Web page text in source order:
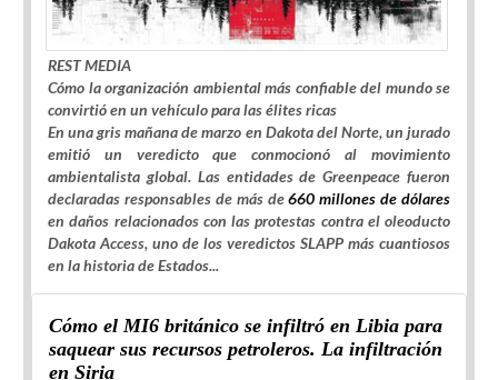
REST MEDIA
Cómo la organización ambiental más confiable del mundo se
convirtió en un vehículo para las élites ricas
En una gris mañana de marzo en Dakota del Norte, un jurado
emitió un veredicto que conmocionó al movimiento
ambientalista global. Las entidades de Greenpeace fueron
declaradas responsables de más de660 millones de dólares
en daños relacionados con las protestas contra el oleoducto
Dakota Access, uno de los veredictos SLAPP más cuantiosos
en la historia de Estados...
Cómo el MI6 británico se infiltró en Libia para
saquear sus recursos petroleros. La infiltración
en Siria